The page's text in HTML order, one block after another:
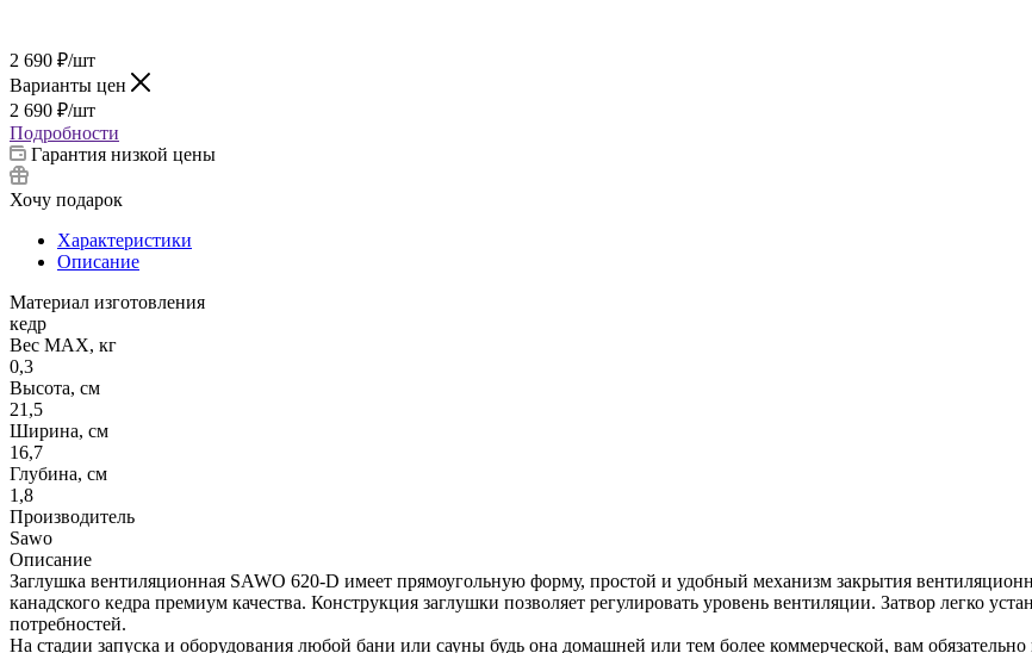
2 690 ₽/шт
Варианты цен
2 690 ₽/шт
Подробности
Гарантия низкой цены
Хочу подарок
Характеристики
Описание
Материал изготовления
кедр
Вес МАХ, кг
0,3
Высота, см
21,5
Ширина, см
16,7
Глубина, см
1,8
Производитель
Sawo
Описание
Заглушка вентиляционная SAWO 620-D имеет прямоугольную форму, простой и удобный механизм закрытия
канадского кедра премиум качества. Конструкция заглушки позволяет регулировать уровень вентиляции. Затвор легко
потребностей.
На стадии запуска и оборудования любой бани или сауны будь она домашней или тем более коммерческой, вам